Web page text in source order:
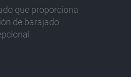
que proporciona
de barajado